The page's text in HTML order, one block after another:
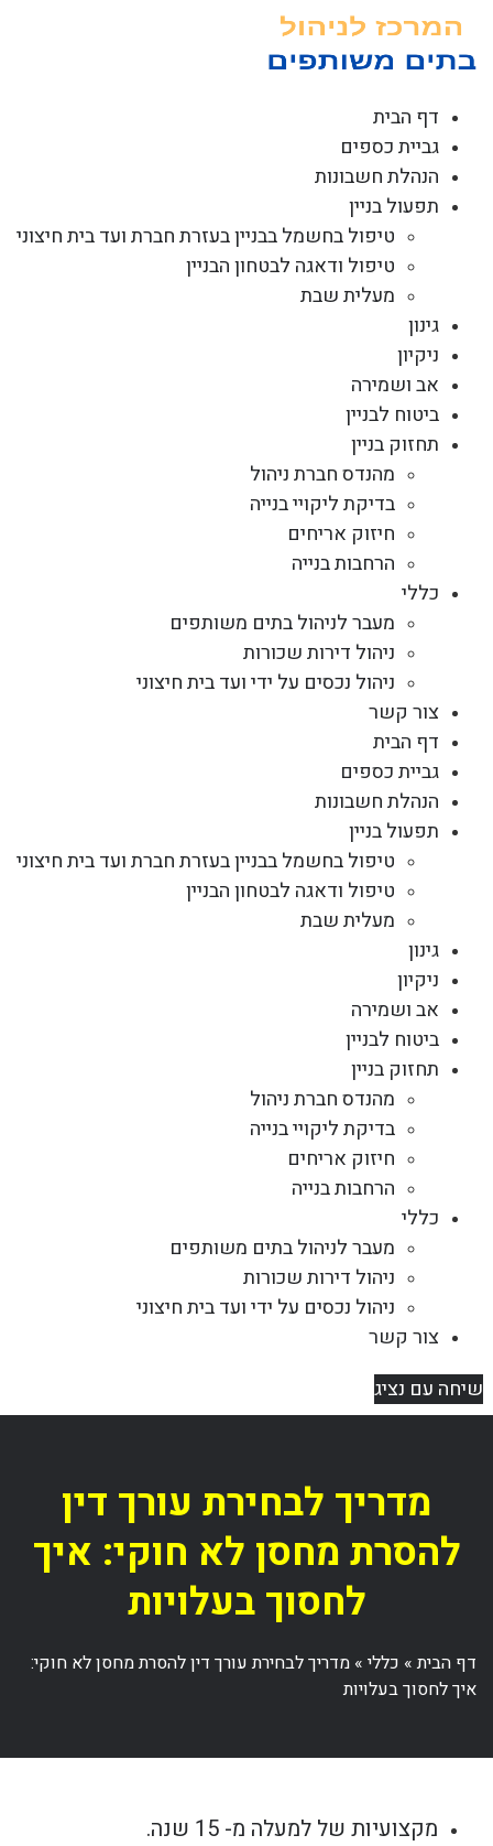
דף הבית
גביית כספים
הנהלת חשבונות
תפעול בניין
טיפול בחשמל בבניין בעזרת חברת ועד בית חיצוני
טיפול ודאגה לבטחון הבניין
מעלית שבת
גינון
ניקיון
אב ושמירה
ביטוח לבניין
תחזוק בניין
מהנדס חברת ניהול
בדיקת ליקויי בנייה
חיזוק אריחים
הרחבות בנייה
כללי
מעבר לניהול בתים משותפים
ניהול דירות שכורות
ניהול נכסים על ידי ועד בית חיצוני
צור קשר
דף הבית
גביית כספים
הנהלת חשבונות
תפעול בניין
טיפול בחשמל בבניין בעזרת חברת ועד בית חיצוני
טיפול ודאגה לבטחון הבניין
מעלית שבת
גינון
ניקיון
אב ושמירה
ביטוח לבניין
תחזוק בניין
מהנדס חברת ניהול
בדיקת ליקויי בנייה
חיזוק אריחים
הרחבות בנייה
כללי
מעבר לניהול בתים משותפים
ניהול דירות שכורות
ניהול נכסים על ידי ועד בית חיצוני
צור קשר
שיחה עם נציג
מדריך לבחירת עורך דין
להסרת מחסן לא חוקי: איך
לחסוך בעלויות
דף הבית» כללי» מדריך לבחירת עורך דין להסרת מחסן לא חוקי:
איך לחסוך בעלויות
מקצועיות של למעלה מ- 15 שנה.